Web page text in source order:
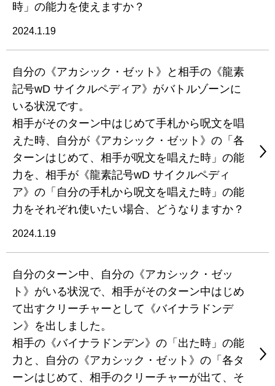
時」の能力を使えますか？
2024.1.19
自分の《アカシック・ゼット》と相手の《龍素
記号wD サイクルペディア》がバトルゾーンに
いる状況です。
相手がそのターン中はじめて手札から呪文を唱
えた時、自分が《アカシック・ゼット》の「各
ターンはじめて、相手が呪文を唱えた時」の能
力を、相手が《龍素記号wD サイクルペディ
ア》の「自分の手札から呪文を唱えた時」の能
力をそれぞれ使いたい場合、どうなりますか？
2024.1.19
自分のターン中、自分の《アカシック・ゼッ
ト》がいる状況で、相手がそのターン中はじめ
て出すクリーチャーとして《バイナラドンデ
ン》を出しました。
相手の《バイナラドンデン》の「出た時」の能
力と、自分の《アカシック・ゼット》の「各タ
ーンはじめて、相手のクリーチャーが出て、そ